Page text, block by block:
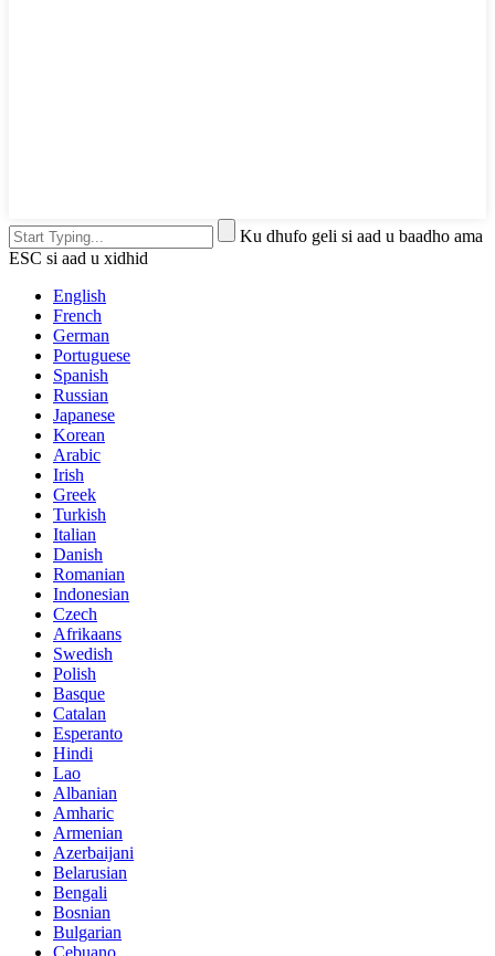
Ku dhufo geli si aad u baadho ama
ESC si aad u xidhid
English
French
German
Portuguese
Spanish
Russian
Japanese
Korean
Arabic
Irish
Greek
Turkish
Italian
Danish
Romanian
Indonesian
Czech
Afrikaans
Swedish
Polish
Basque
Catalan
Esperanto
Hindi
Lao
Albanian
Amharic
Armenian
Azerbaijani
Belarusian
Bengali
Bosnian
Bulgarian
Cebuano